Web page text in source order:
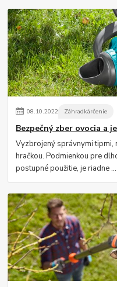
08.10.2022 Záhradkárčenie
Bezpečný zber ovocia a
Vyzbrojený správnymi tipmi,
hračkou. Podmienkou pre
postupné použitie, je riadne